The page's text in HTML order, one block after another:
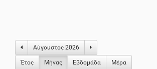
Αύγουστος 2026
Έτος Μήνας Eβδομάδα Μέρα